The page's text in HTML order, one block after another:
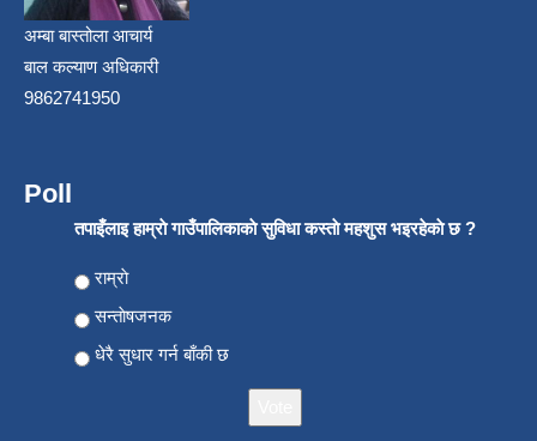
अम्बा बास्तोला आचार्य
बाल कल्याण अधिकारी
9862741950
Poll
तपाइँलाइ हाम्राे गाउँपालिकाकाे सुविधा कस्ताे महशुस भइरहेकाे छ ?
Choices
राम्राे
सन्ताेषजनक
धेरै सुधार गर्न बाँकी छ